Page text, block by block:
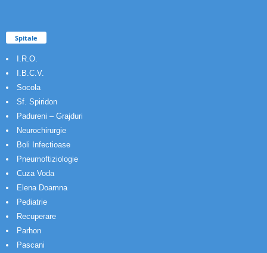
Spitale
I.R.O.
I.B.C.V.
Socola
Sf. Spiridon
Padureni – Grajduri
Neurochirurgie
Boli Infectioase
Pneumoftiziologie
Cuza Voda
Elena Doamna
Pediatrie
Recuperare
Parhon
Pascani